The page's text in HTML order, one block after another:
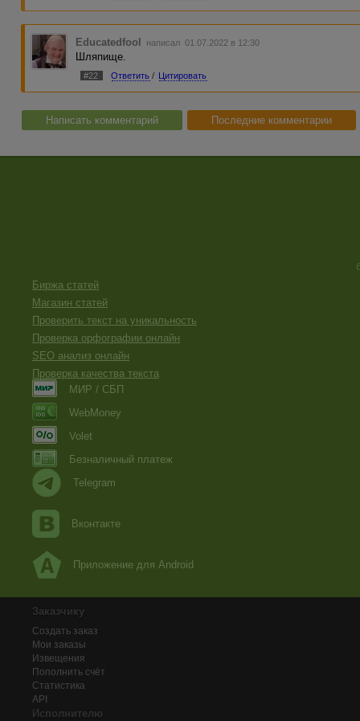
Educatedfool написал 01.07.2022 в 12:30
Шляпище.
#22 Ответить / Цитировать
Написать комментарий Последние комментарии
Биржа статей
Магазин статей
Проверить текст на уникальность
Проверка орфографии онлайн
SEO анализ онлайн
Проверка качества текста
МИР / СБП
WebMoney
Volet
Безналичный платеж
Telegram
Вконтакте
Приложение для Android
Заказчику
Создать заказ
Мои заказы
Извещения
Пополнить счёт
Статистика
API
Исполнителю